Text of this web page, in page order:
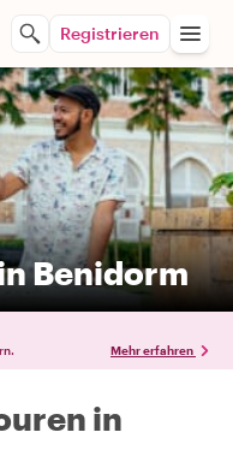
Registrieren
Benidorm
Mehr erfahren
in